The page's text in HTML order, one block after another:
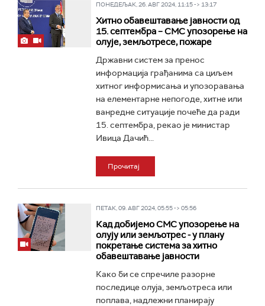
ПОНЕДЕЉАК, 26. АВГ 2024, 11:15 -> 13:17
Хитно обавештавање јавности од
15. септембра – СМС упозорење на
олује, земљотресе, пожаре
Државни систем за пренос
информација грађанима са циљем
хитног информисања и упозоравања
на елементарне непогоде, хитне или
ванредне ситуације почеће да ради
15. септембра, рекао је министар
Ивица Дачић...
Прочитај
ПЕТАК, 09. АВГ 2024, 05:55 -> 05:56
Кад добијемо СМС упозорење на
олују или земљотрес - у плану
покретање система за хитно
обавештавање јавности
Како би се спречиле разорне
последице олуја, земљотреса или
поплава, надлежни планирају